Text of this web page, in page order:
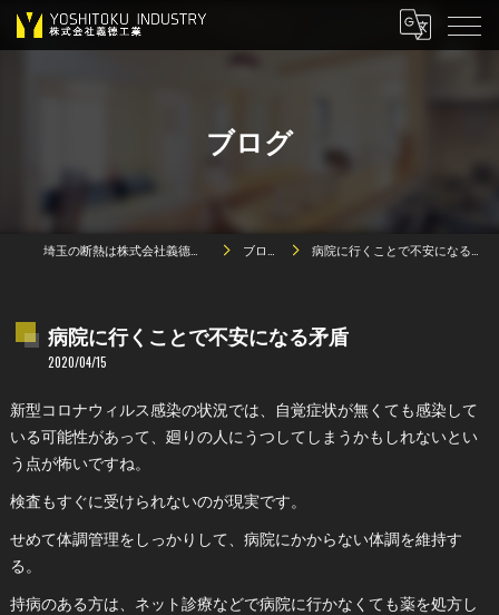
ブログ
埼玉の断熱は株式会社義德工業 ブログ 病院に行くことで不安になる矛盾
病院に行くことで不安になる矛盾
2020/04/15
新型コロナウィルス感染の状況では、自覚症状が無くても感染して
いる可能性があって、廻りの人にうつしてしまうかもしれないとい
う点が怖いですね。
検査もすぐに受けられないのが現実です。
せめて体調管理をしっかりして、病院にかからない体調を維持す
る。
持病のある方は、ネット診療などで病院に行かなくても薬を処方し